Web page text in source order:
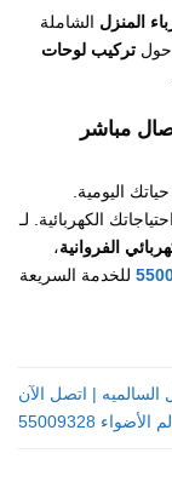
المنزل الشاملة
حول تركيب لوحات
مباشر
اليومية.
الكهربائية. لـ
الفروانية،
للخدمة السريعة
السالميه | اتصل الآن
الأضواء 55009328